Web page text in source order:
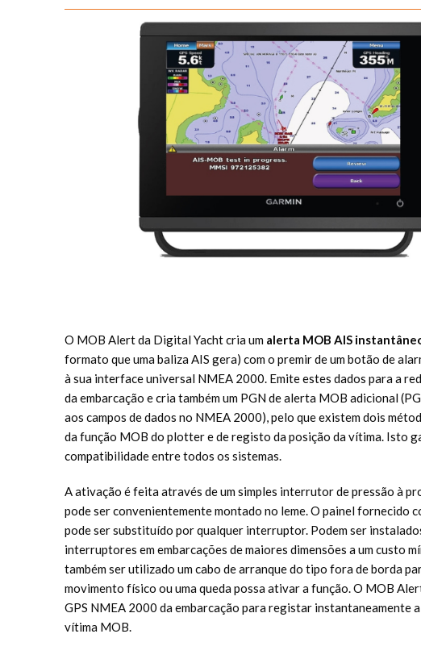
O MOB Alert da Digital Yacht cria um alerta MOB AIS
formato que uma baliza AIS gera) com o premir de um botão de
à sua interface universal NMEA 2000. Emite estes dados para a
da embarcação e cria também um PGN de alerta MOB adicional
aos campos de dados no NMEA 2000), pelo que existem dois
da função MOB do plotter e de registo da posição da vítima. Isto
compatibilidade entre todos os sistemas.
A ativação é feita através de um simples interrutor de pressão à
pode ser convenientemente montado no leme. O painel fornecido
pode ser substituído por qualquer interruptor. Podem ser
interruptores em embarcações de maiores dimensões a um custo
também ser utilizado um cabo de arranque do tipo fora de borda
movimento físico ou uma queda possa ativar a função. O MOB
GPS NMEA 2000 da embarcação para registar instantaneamente
vítima MOB.